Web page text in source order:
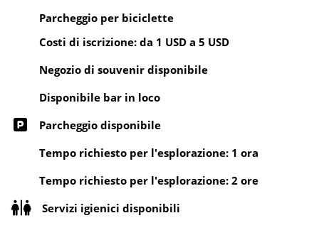
Parcheggio per biciclette
Costi di iscrizione: da 1 USD a 5 USD
Negozio di souvenir disponibile
Disponibile bar in loco
Parcheggio disponibile
Tempo richiesto per l'esplorazione: 1 ora
Tempo richiesto per l'esplorazione: 2 ore
Servizi igienici disponibili